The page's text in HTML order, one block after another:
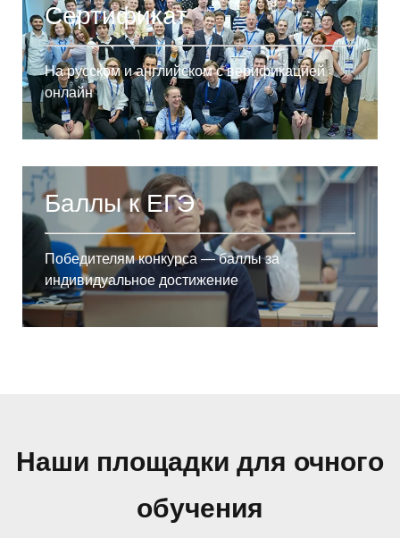
Сертификат
На русском и английском с верификацией
онлайн
Баллы к ЕГЭ
Победителям конкурса — баллы за
индивидуальное достижение
Наши площадки для очного
обучения